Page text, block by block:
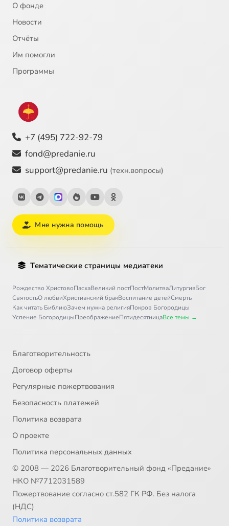
О фонде
Новости
Отчёты
Им помогли
Программы
+7 (495) 722-92-79
fond@predanie.ru
support@predanie.ru (техн.вопросы)
Мне нужна помощь
Тематические страницы медиатеки
Рождество ХристовоПасхаВеликий постПостМолитваЛитургияБог
СвятостьО любвиХристианский бракВоспитание детейСмерть
Как читать БиблиюЗачем нужна религияПокров Богородицы
Успение БогородицыПреображениеПятидесятницаВсе темы →
Благотворительность
Договор оферты
Регулярные пожертвования
Безопасность платежей
Политика возврата
О проекте
Политика персональных данных
© 2008 — 2026 Благотворительный фонд «Предание»
НКО №7712031589
Пожертвование согласно ст.582 ГК РФ. Без налога
(НДС)
Политика возврата